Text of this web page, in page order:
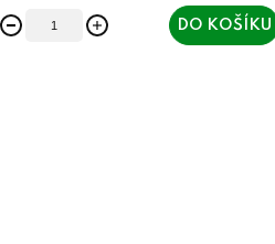
DO KOŠÍKU